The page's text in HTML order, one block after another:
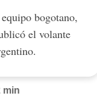
bogotano,
el volante
min